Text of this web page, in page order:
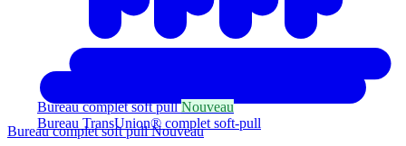
Bureau complet soft pullNouveau
Bureau TransUnion® complet soft-pull
Bureau complet soft pullNouveau